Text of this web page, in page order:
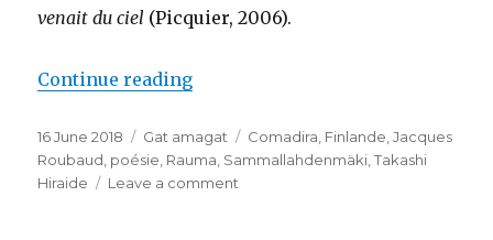
venait du ciel (Picquier, 2006).
Continue reading
Posted
on
16 June 2018 Categories
Gat amagat Tags
Comadira, Finlande,Jacques
Roubaud, poésie, Rauma, Sammallahdenmäki,Takashi
Hiraide
Leave a comment